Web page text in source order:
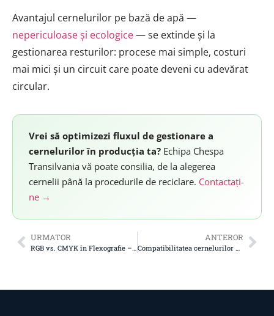
Avantajul cernelurilor pe bază de apă —
nepericuloase și ecologice— se extinde și la
gestionarea resturilor: procese mai simple, costuri
mai mici și un circuit care poate deveni cu adevărat
circular.
Vrei să optimizezi fluxul de gestionare a
cernelurilor în producția ta?Echipa Chespa
Transilvania vă poate consilia, de la alegerea
cernelii până la procedurile de reciclare. Contactați-
ne →
URMATOR ANTEROR